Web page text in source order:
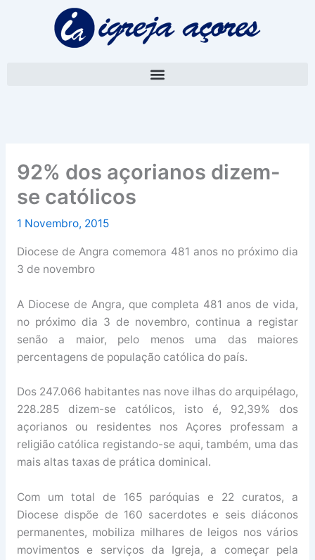
92% dos açorianos dizem-
se católicos
1 Novembro, 2015
Diocese de Angra comemora 481 anos no próximo dia
3 de novembro
A Diocese de Angra, que completa 481 anos de vida,
no próximo dia 3 de novembro, continua a registar
senão a maior, pelo menos uma das maiores
percentagens de população católica do país.
Dos 247.066 habitantes nas nove ilhas do arquipélago,
228.285 dizem-se católicos, isto é, 92,39% dos
açorianos ou residentes nos Açores professam a
religião católica registando-se aqui, também, uma das
mais altas taxas de prática dominical.
Com um total de 165 paróquias e 22 curatos, a
Diocese dispõe de 160 sacerdotes e seis diáconos
permanentes, mobiliza milhares de leigos nos vários
movimentos e serviços da Igreja, a começar pela